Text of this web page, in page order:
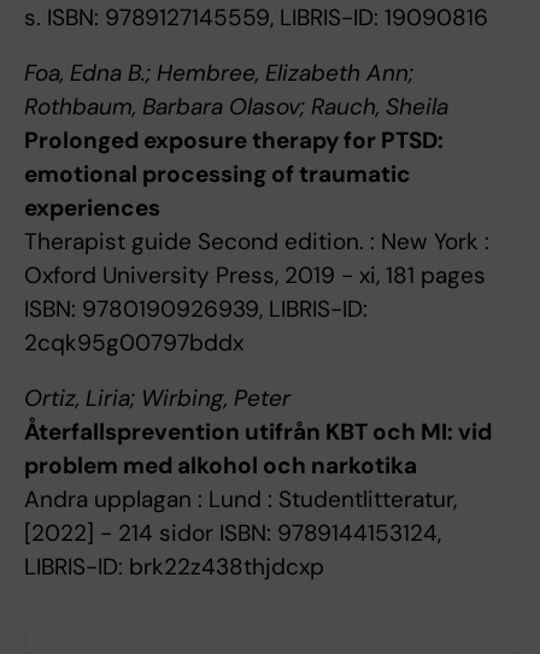
s. ISBN: 9789127145559, LIBRIS-ID: 19090816
Foa, Edna B.; Hembree, Elizabeth Ann;
Rothbaum, Barbara Olasov; Rauch, Sheila
Prolonged exposure therapy for PTSD:
emotional processing of traumatic
experiences
Therapist guide Second edition. : New York :
Oxford University Press, 2019 - xi, 181 pages
ISBN: 9780190926939, LIBRIS-ID:
2cqk95g00797bddx
Ortiz, Liria; Wirbing, Peter
Återfallsprevention utifrån KBT och MI: vid
problem med alkohol och narkotika
Andra upplagan : Lund : Studentlitteratur,
[2022] - 214 sidor ISBN: 9789144153124,
LIBRIS-ID: brk22z438thjdcxp